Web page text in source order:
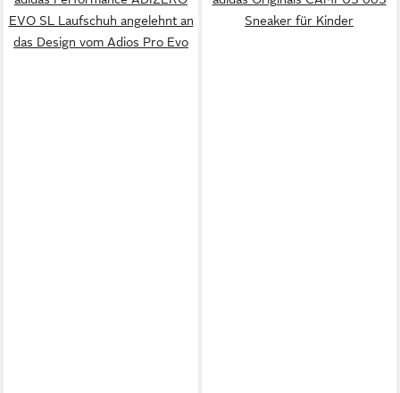
EVO SL Laufschuh angelehnt an
das Design vom Adios Pro Evo
Sneaker für Kinder